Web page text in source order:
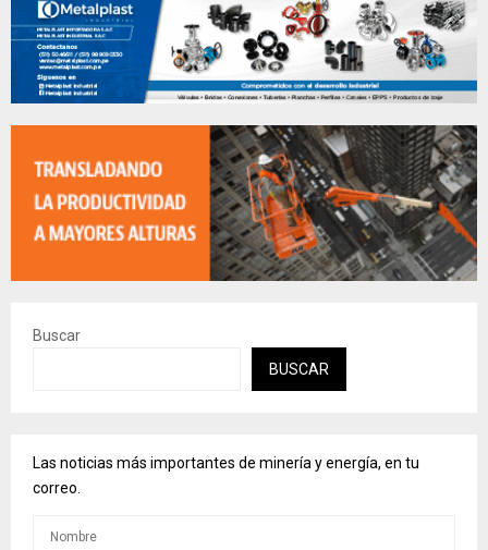
Buscar
BUSCAR
Las noticias más importantes de minería y energía, en tu
correo.